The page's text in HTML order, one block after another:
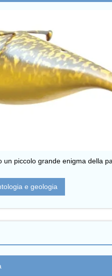
un piccolo grande enigma della
e geologia